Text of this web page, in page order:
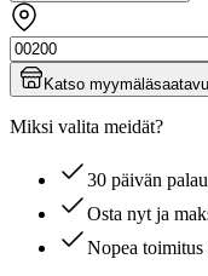
Katso
Miksi valita meidät?
30 päivän
Osta nyt ja
Nopea